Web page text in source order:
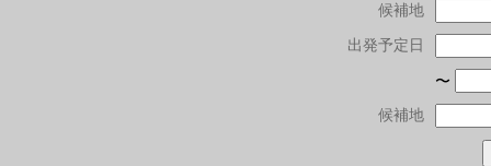
候補地
出発予定日
〜
候補地